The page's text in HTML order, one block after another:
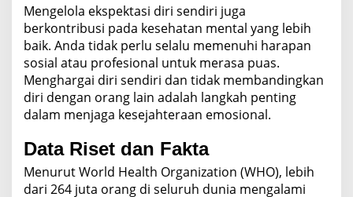
Mengelola ekspektasi diri sendiri juga
berkontribusi pada kesehatan mental yang lebih
baik. Anda tidak perlu selalu memenuhi harapan
sosial atau profesional untuk merasa puas.
Menghargai diri sendiri dan tidak membandingkan
diri dengan orang lain adalah langkah penting
dalam menjaga kesejahteraan emosional.
Data Riset dan Fakta
Menurut World Health Organization (WHO), lebih
dari 264 juta orang di seluruh dunia mengalami